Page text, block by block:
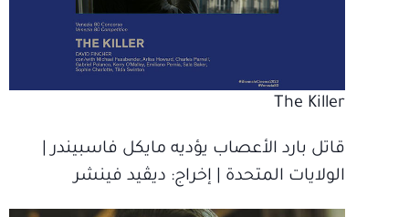
The Killer
قاتل بارد الأعصاب يؤديه مايكل فاسبيندر |
الولايات المتحدة | إخراج‫: ديڤيد فينشر